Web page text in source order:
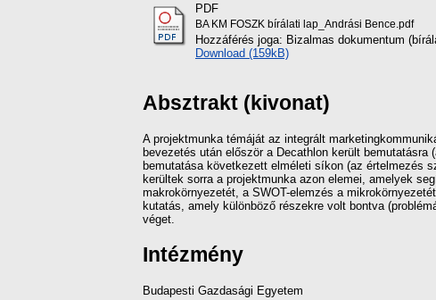
PDF
BA KM FOSZK bírálati lap_Andrási Bence.pdf
Hozzáférés joga: Bizalmas dokumentum
Download (159kB)
Absztrakt (kivonat)
A projektmunka témáját az integrált
bevezetés után először a Decathlon került
bemutatása következett elméleti síkon (az értelmezés
kerültek sorra a projektmunka azon elemei, amelyek
makrokörnyezetét, a SWOT-elemzés a
kutatás, amely különböző részekre volt bontva
véget.
Intézmény
Budapesti Gazdasági Egyetem